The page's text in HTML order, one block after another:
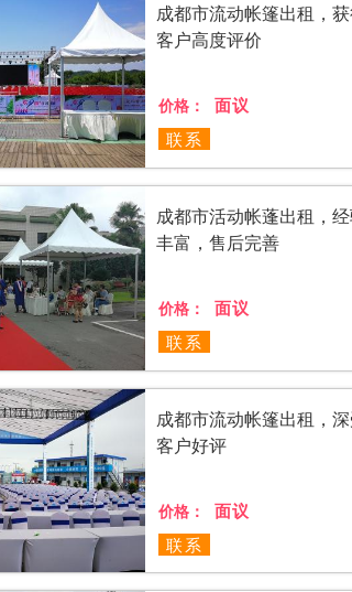
成都市流动帐篷出租，
客户高度评价
价格：
面议
联系
成都市活动帐蓬出租，
丰富，售后完善
价格：
面议
联系
成都市流动帐篷出租，
客户好评
价格：
面议
联系